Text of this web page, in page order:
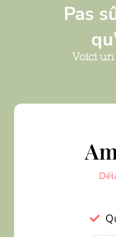
Pas
Voici